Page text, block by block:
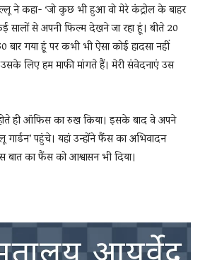
ने कहा- ‘जो कुछ भी हुआ वो मेरे कंट्रोल के बाहर
सालों से अपनी फिल्म देखने जा रहा हूं। बीते 20
गया हूं पर कभी भी ऐसा कोई हादसा नहीं
लिए हम माफी मांगते हैं। मेरी संवेदनाएं उस
ही ऑफिस का रुख किया। इसके बाद वे अपने
पहुंचे। यहां उन्होंने फैंस का अभिवादन
बात का फैंस को आश्वासन भी दिया।